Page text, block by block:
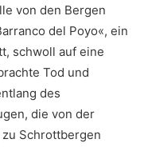
von den Bergen
del Poyo«, ein
schwoll auf eine
Tod und
des
die von der
Schrottbergen